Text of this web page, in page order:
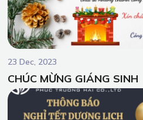
23 Dec, 2023
CHÚC MỪNG GIÁNG SINH